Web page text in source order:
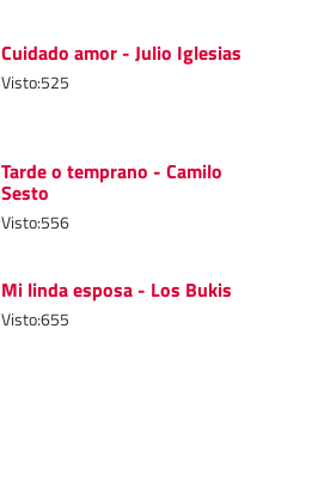
Cuidado amor - Julio Iglesias
Visto:525
Tarde o temprano - Camilo
Sesto
Visto:556
Mi linda esposa - Los Bukis
Visto:655